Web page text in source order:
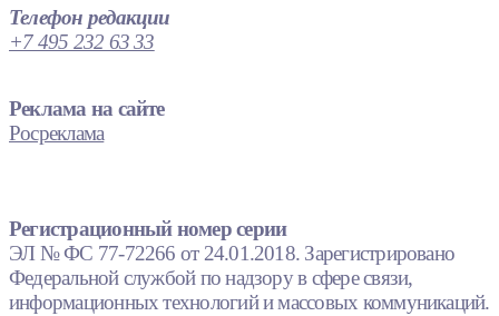
Телефон редакции
+7 495 232 63 33
Реклама на сайте
Росреклама
Регистрационный номер серии
ЭЛ № ФС 77-72266 от 24.01.2018. Зарегистрировано
Федеральной службой по надзору в сфере связи,
информационных технологий и массовых коммуникаций.